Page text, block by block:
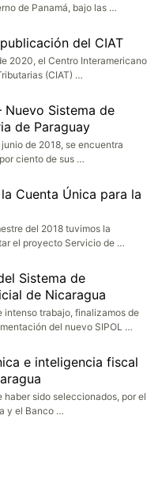
de Panamá, bajo las …
del CIAT
2020, el Centro Interamericano
(CIAT) …
Nuevo Sistema de
de Paraguay
de 2018, se encuentra
ciento de sus …
Cuenta Única para la
del 2018 tuvimos la
el proyecto Servicio de …
Sistema de
de Nicaragua
intenso trabajo, finalizamos de
del nuevo SIPOL …
e inteligencia fiscal
haber sido seleccionados, por el
y el Banco …